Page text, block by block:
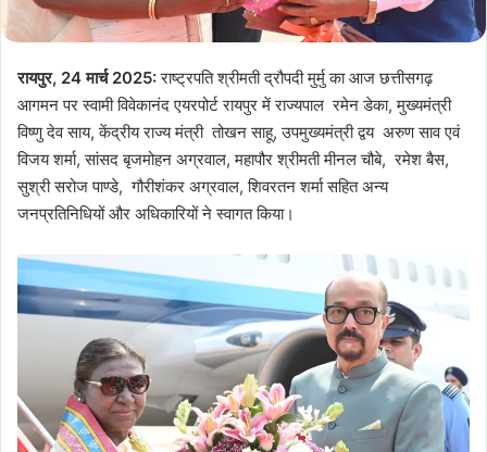
रायपुर, 24 मार्च 2025:राष्ट्रपति श्रीमती द्रौपदी मुर्मु का आज छत्तीसगढ़
आगमन पर स्वामी विवेकानंद एयरपोर्ट रायपुर में राज्यपाल रमेन डेका, मुख्यमंत्री
विष्णु देव साय, केंद्रीय राज्य मंत्री तोखन साहू, उपमुख्यमंत्री द्वय अरुण साव एवं
विजय शर्मा, सांसद बृजमोहन अग्रवाल, महापौर श्रीमती मीनल चौबे, रमेश बैस,
सुश्री सरोज पाण्डे, गौरीशंकर अग्रवाल, शिवरतन शर्मा सहित अन्य
जनप्रतिनिधियों और अधिकारियों ने स्वागत किया।